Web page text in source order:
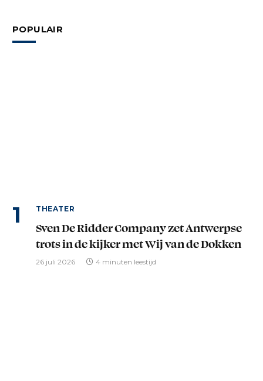
POPULAIR
THEATER
Sven De Ridder Company zet Antwerpse
trots in de kijker met Wij van de Dokken
26 juli 2026 4 minuten leestijd